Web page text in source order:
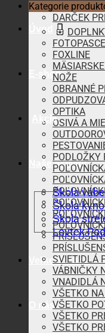
Úvod
E-shop
Akcie
Naše aktivity
Škola
Škola
Škola
Lovtek
Veľkoobchod
O nás
Kategorie
DARČEK
FOTOPASCE
FOXLINE
NOŽE
OBRANNÉ
OPTIKA
OSIVÁ A
PODLOŽKY
SVIETIDLÁ
VÁBNIČKY
VNADIDLÁ
VŠETKO
VŠETKO
VŠETKO
VŠETKO